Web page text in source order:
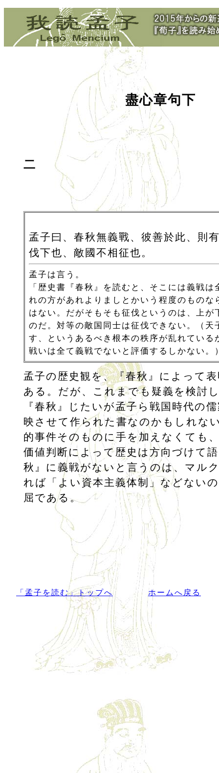
盡心章句下
二
孟子曰、春秋無義戰、彼善於此、則
伐下也、敵國不相征也。
孟子は言う。
「歴史書『春秋』を読むと、そこには義戦
れの方があれよりましとかいう程度のものな
はない。だがそもそも征伐というのは、上が
のだ。対等の敵国同士は征伐できない。（天
す、というあるべき根本の秩序が乱れている
戦いは全て義戦でないと評価するしかない。
孟子の歴史観を、『春秋』によって
ある。だが、これまでも疑義を検討
『春秋』じたいが孟子ら戦国時代の
映させて作られた書なのかもしれな
的事件そのものに手を加えなくても
価値判断によって歴史は方向づけて
秋』に義戦がないと言うのは、マル
れば「よい資本主義体制」などない
屈である。
「孟子を読む」トップへ ホームへ戻る